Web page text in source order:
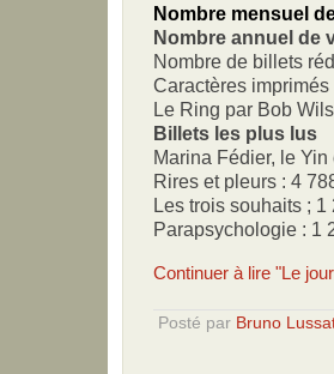
Nombre mensuel
Nombre annuel de
Nombre de billets
Caractères
Le Ring par Bob
Billets les plus lus
Marina Fédier, le Yin
Rires et pleurs : 4
Les trois souhaits ; 1
Parapsychologie : 1
Continuer à lire "Le
Posté par Bruno